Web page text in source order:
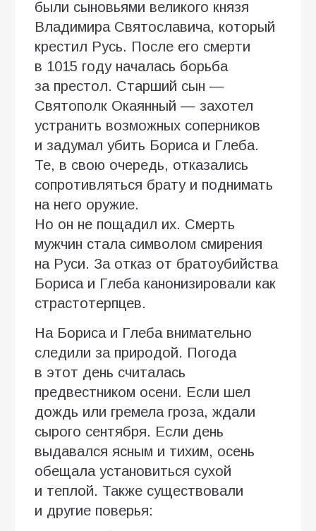
были сыновьями великого князя
Владимира Святославича, который
крестил Русь. После его смерти
в 1015 году началась борьба
за престол. Старший сын —
Святополк Окаянный — захотел
устранить возможных соперников
и задумал убить Бориса и Глеба.
Те, в свою очередь, отказались
сопротивляться брату и поднимать
на него оружие.
Но он не пощадил их. Смерть
мужчин стала символом смирения
на Руси. За отказ от братоубийства
Бориса и Глеба канонизировали как
страстотерпцев.
На Бориса и Глеба внимательно
следили за природой. Погода
в этот день считалась
предвестником осени. Если шел
дождь или гремела гроза, ждали
сырого сентября. Если день
выдавался ясным и тихим, осень
обещала установиться сухой
и теплой. Также существовали
и другие поверья: